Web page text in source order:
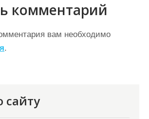
комментарий
вам необходимо
.
сайту